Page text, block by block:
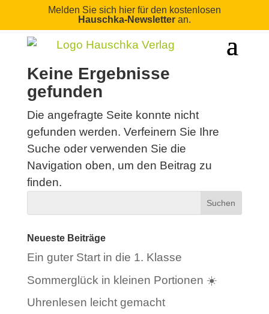
Melden Sie sich hier für den kostenlosen
Hauschka-Newsletteran.
Keine Ergebnisse
gefunden
Die angefragte Seite konnte nicht
gefunden werden. Verfeinern Sie Ihre
Suche oder verwenden Sie die
Navigation oben, um den Beitrag zu
finden.
Neueste Beiträge
Ein guter Start in die 1. Klasse
Sommerglück in kleinen Portionen ☀️
Uhrenlesen leicht gemacht